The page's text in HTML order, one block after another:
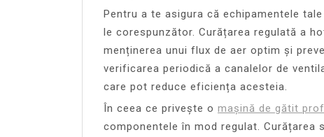
Pentru a te asigura că echipamentele
le corespunzător. Curățarea regulată a
menținerea unui flux de aer optim și
verificarea periodică a canalelor de
care pot reduce eficiența acesteia.
În ceea ce privește o mașină de gătit
componentele în mod regulat.